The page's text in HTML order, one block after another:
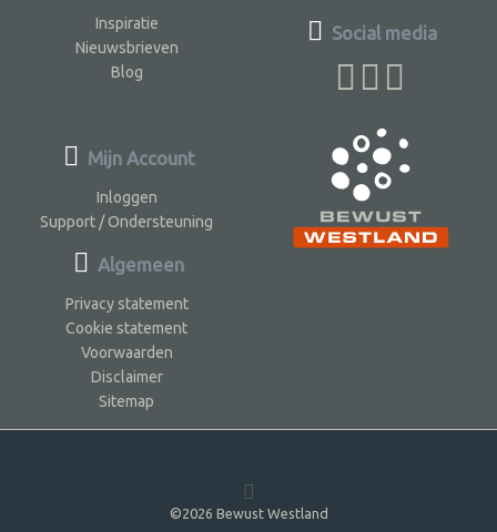
Inspiratie
Nieuwsbrieven
Blog
Social media
Mijn Account
Inloggen
Support / Ondersteuning
Algemeen
Privacy statement
Cookie statement
Voorwaarden
Disclaimer
Sitemap
©2026 Bewust Westland